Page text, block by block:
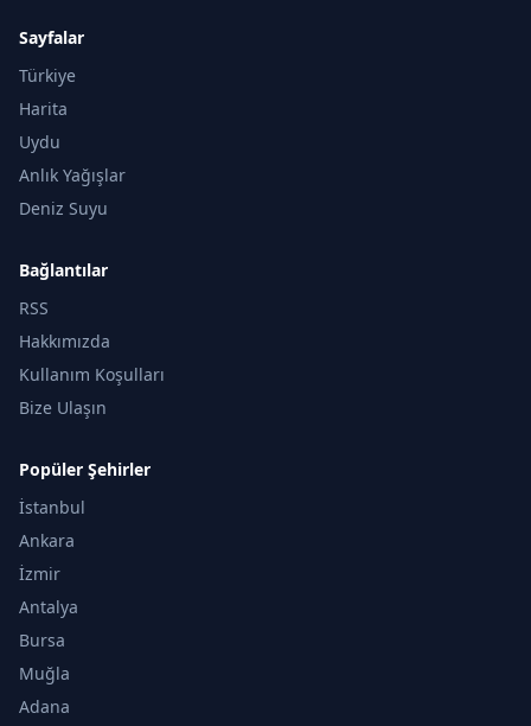
Sayfalar
Türkiye
Harita
Uydu
Anlık Yağışlar
Deniz Suyu
Bağlantılar
RSS
Hakkımızda
Kullanım Koşulları
Bize Ulaşın
Popüler Şehirler
İstanbul
Ankara
İzmir
Antalya
Bursa
Muğla
Adana